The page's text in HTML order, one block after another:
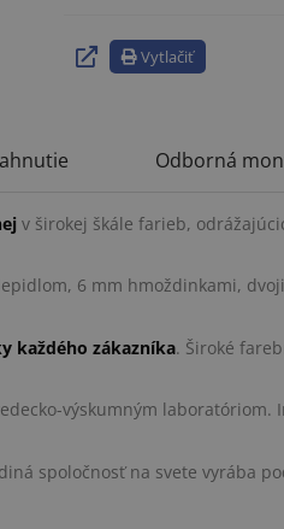
Vytlačiť
Odborná
v širokej škále farieb,
6 mm hmoždinkami,
každého zákazníka. Široké
výskumným laboratóriom.
spoločnosť na svete vyrába